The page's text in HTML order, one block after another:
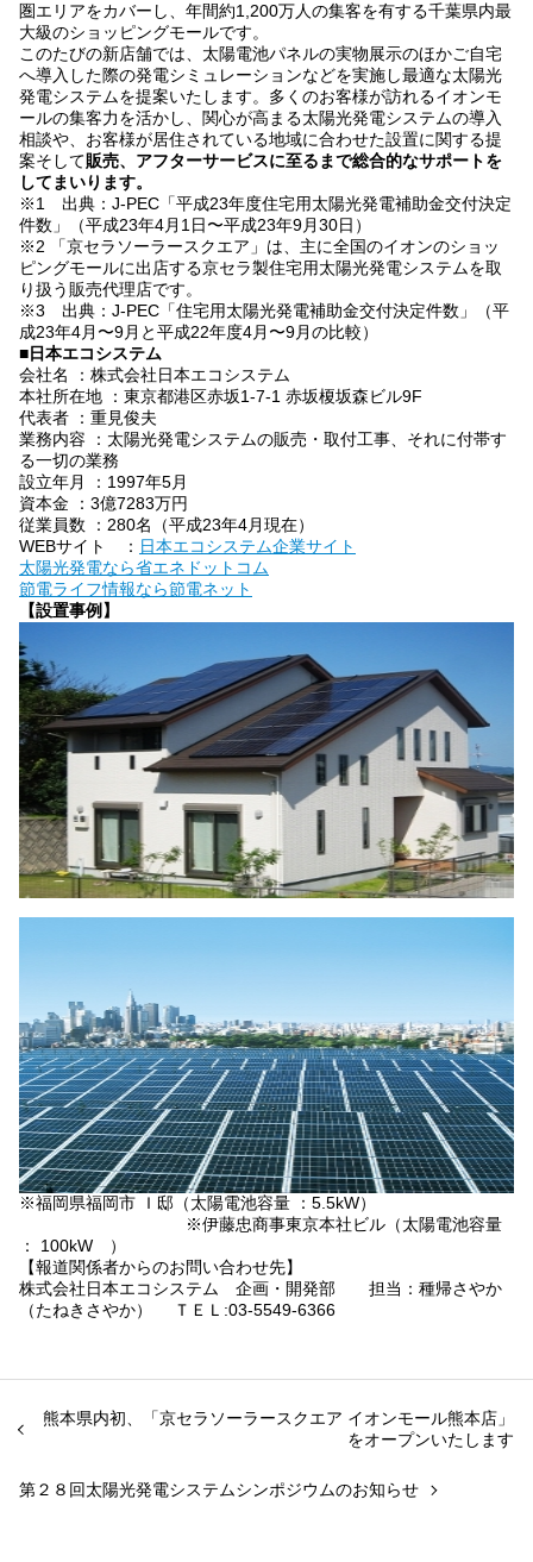
圏エリアをカバーし、年間約1,200万人の集客を有する千葉県内最
大級のショッピングモールです。
このたびの新店舗では、太陽電池パネルの実物展示のほかご自宅
へ導入した際の発電シミュレーションなどを実施し最適な太陽光
発電システムを提案いたします。多くのお客様が訪れるイオンモ
ールの集客力を活かし、関心が高まる太陽光発電システムの導入
相談や、お客様が居住されている地域に合わせた設置に関する提
案そして販売、アフターサービスに至るまで総合的なサポートを
してまいります。
※1 出典：J-PEC「平成23年度住宅用太陽光発電補助金交付決定
件数」（平成23年4月1日〜平成23年9月30日）
※2 「京セラソーラースクエア」は、主に全国のイオンのショッ
ピングモールに出店する京セラ製住宅用太陽光発電システムを取
り扱う販売代理店です。
※3 出典：J-PEC「住宅用太陽光発電補助金交付決定件数」（平
成23年4月〜9月と平成22年度4月〜9月の比較）
■日本エコシステム
会社名 ：株式会社日本エコシステム
本社所在地 ：東京都港区赤坂1-7-1 赤坂榎坂森ビル9F
代表者 ：重見俊夫
業務内容 ：太陽光発電システムの販売・取付工事、それに付帯す
る一切の業務
設立年月 ：1997年5月
資本金 ：3億7283万円
従業員数 ：280名（平成23年4月現在）
WEBサイト ： 日本エコシステム企業サイト
太陽光発電なら省エネドットコム
節電ライフ情報なら節電ネット
【設置事例】
※福岡県福岡市 Ｉ邸（太陽電池容量 ：5.5kW）
※伊藤忠商事東京本社ビル（太陽電池容量
： 100kW ）
【報道関係者からのお問い合わせ先】
株式会社日本エコシステム 企画・開発部 担当：種帰さやか
（たねきさやか） ＴＥＬ:03-5549-6366
第２８回太陽光発電システムシンポジウムのお知らせ
熊本県内初、「京セラソーラースクエア イオンモール熊本店」
をオープンいたします